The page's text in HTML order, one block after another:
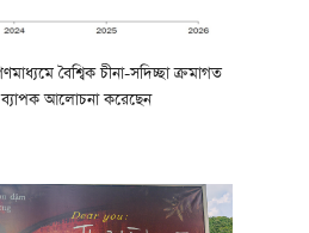
বৈশ্বিক চীনা-সদিচ্ছা ক্রমাগত
ব্যাপক আলোচনা করেছেন